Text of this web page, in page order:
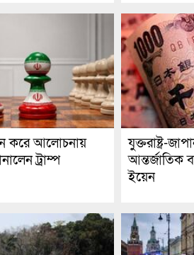
করে আলোচনায়
ট্রাম্প
যুক্তরাষ্ট্র-
আন্তর্জাতিক
ইয়েন